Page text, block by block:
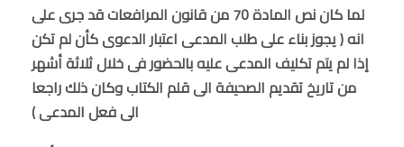
لما كان نص المادة 70 من قانون المرافعات قد جرى على
انه ( يجوز بناء على طلب المدعى اعتبار الدعوى كأن لم تكن
إذا لم يتم تكليف المدعى عليه بالحضور فى خلال ثلاثة أشهر
من تاريخ تقديم الصحيفة الى قلم الكتاب وكان ذلك راجعا
الى فعل المدعى )